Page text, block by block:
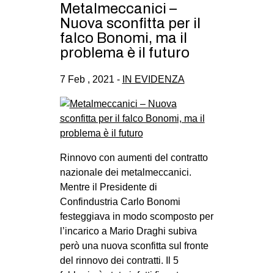
Metalmeccanici –
Nuova sconfitta per il
falco Bonomi, ma il
problema è il futuro
7 Feb , 2021 - IN EVIDENZA
Rinnovo con aumenti del contratto
nazionale dei metalmeccanici.
Mentre il Presidente di
Confindustria Carlo Bonomi
festeggiava in modo scomposto per
l’incarico a Mario Draghi subiva
però una nuova sconfitta sul fronte
del rinnovo dei contratti. Il 5